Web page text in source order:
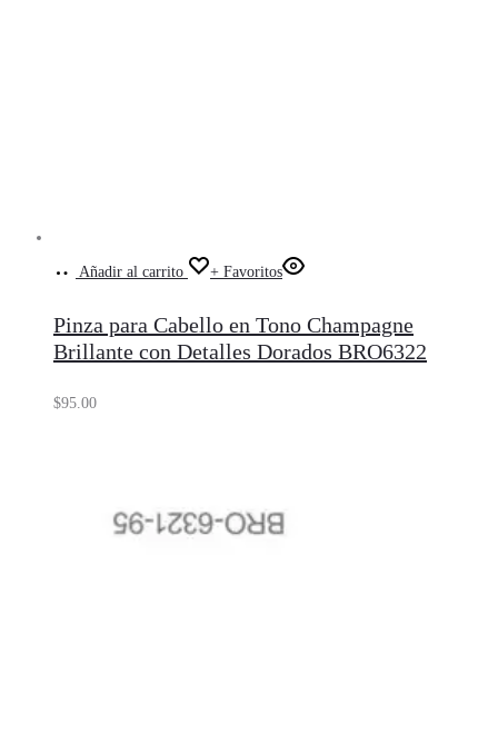
Añadir al carrito + Favoritos
Pinza para Cabello en Tono Champagne
Brillante con Detalles Dorados BRO6322
$95.00